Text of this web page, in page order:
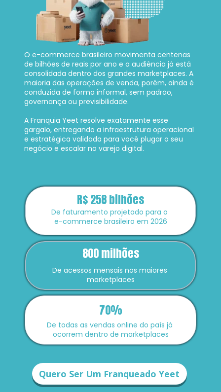
O e-commerce brasileiro movimenta centenas
de bilhões de reais por ano e a audiência já está
consolidada dentro dos grandes marketplaces. A
maioria das operações de venda, porém, ainda é
conduzida de forma informal, sem padrão,
governança ou previsibilidade.
A Franquia Yeet resolve exatamente esse
gargalo, entregando a infraestrutura operacional
e estratégica validada para você plugar o seu
negócio e escalar no varejo digital.
R$ 258 bilhões
800 milhões
70%
De faturamento projetado para o
e-commerce brasileiro em 2026
De todas as vendas online do país já
ocorrem dentro de marketplaces
De acessos mensais nos maiores
marketplaces
Quero Ser Um Franqueado Yeet